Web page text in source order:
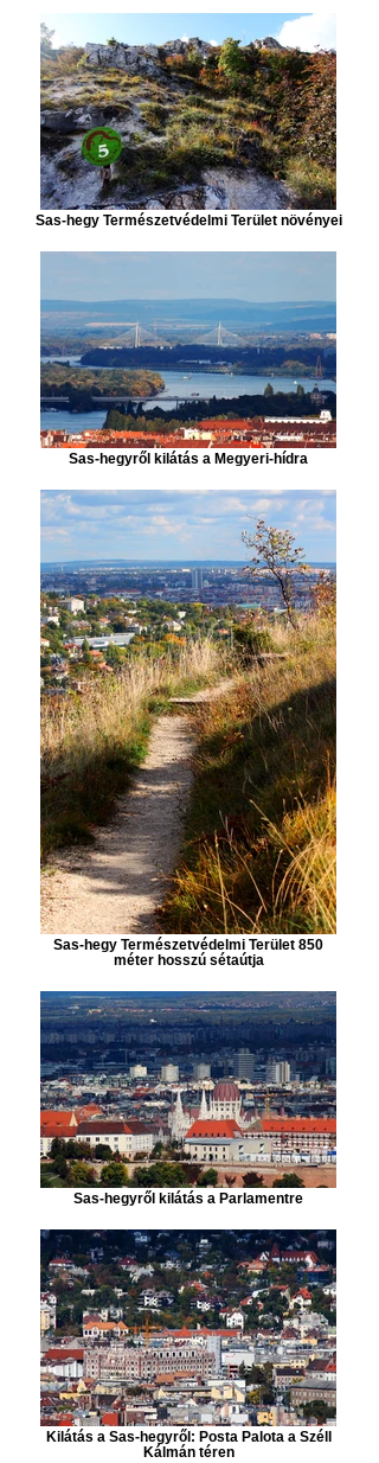
Sas-hegy Természetvédelmi Terület növényei
Sas-hegyről kilátás a Megyeri-hídra
Sas-hegy Természetvédelmi Terület 850
méter hosszú sétaútja
Sas-hegyről kilátás a Parlamentre
Kilátás a Sas-hegyről: Posta Palota a Széll
Kálmán téren